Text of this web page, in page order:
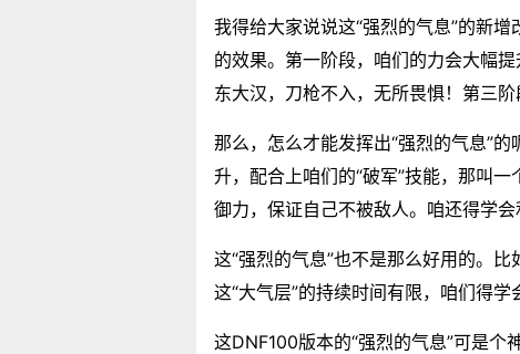
我得给大家说说这“强烈的气息”的新
的效果。第一阶段，咱们的力会大幅
东大汉，刀枪不入，无所畏惧！第三
那么，怎么才能发挥出“强烈的气息”
升，配合上咱们的“破军”技能，那叫
御力，保证自己不被敌人。咱还得学
这“强烈的气息”也不是那么好用的。
这“大气层”的持续时间有限，咱们得学
这DNF100版本的“强烈的气息”可是个